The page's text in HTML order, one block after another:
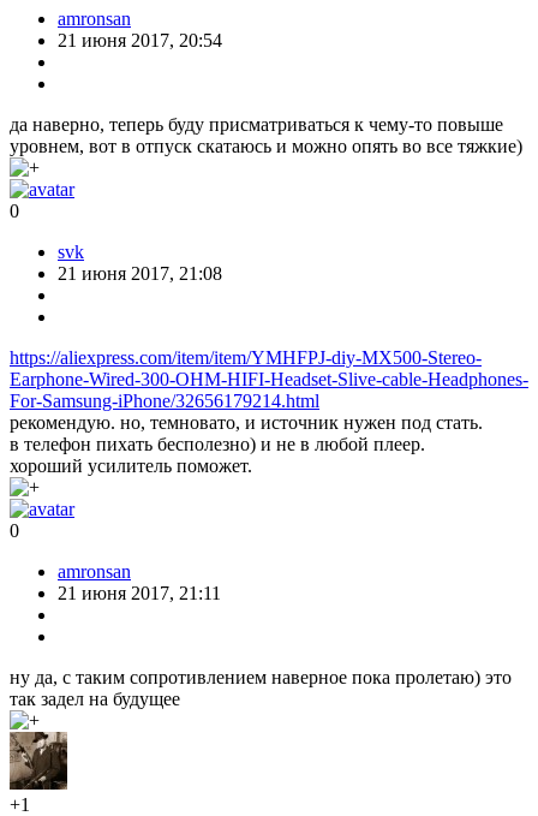
amronsan
21 июня 2017, 20:54
да наверно, теперь буду присматриваться к чему-то повыше
уровнем, вот в отпуск скатаюсь и можно опять во все тяжкие)
0
svk
21 июня 2017, 21:08
https://aliexpress.com/item/item/YMHFPJ-diy-MX500-Stereo-
Earphone-Wired-300-OHM-HIFI-Headset-Slive-cable-Headphones-
For-Samsung-iPhone/32656179214.html
рекомендую. но, темновато, и источник нужен под стать.
в телефон пихать бесполезно) и не в любой плеер.
хороший усилитель поможет.
0
amronsan
21 июня 2017, 21:11
ну да, с таким сопротивлением наверное пока пролетаю) это
так задел на будущее
+1